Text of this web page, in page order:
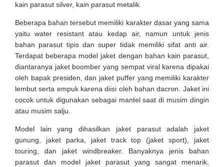
kain parasut silver, kain parasut metalik.
Beberapa bahan tersebut memiliki karakter dasar yang sama
yaitu water resistant atau kedap air, namun untuk jenis
bahan parasut tipis dan super tidak memiliki sifat anti air.
Terdapat beberapa model jaket dengan bahan kain parasut,
diantaranya jaket boomber yang sempat viral karena dipakai
oleh bapak presiden, dan jaket puffer yang memiliki karakter
lembut serta empuk karena diisi oleh bahan dacron. Jaket ini
cocok untuk digunakan sebagai mantel saat di musim dingin
atau musim salju.
Model lain yang dihasilkan jaket parasut adalah jaket
gunung, jaket parka, jaket track top (jaket sport), jaket
touring, dan jaket windbreaker. Banyaknya jenis bahan
parasut dan model jaket parasut yang sangat menarik,